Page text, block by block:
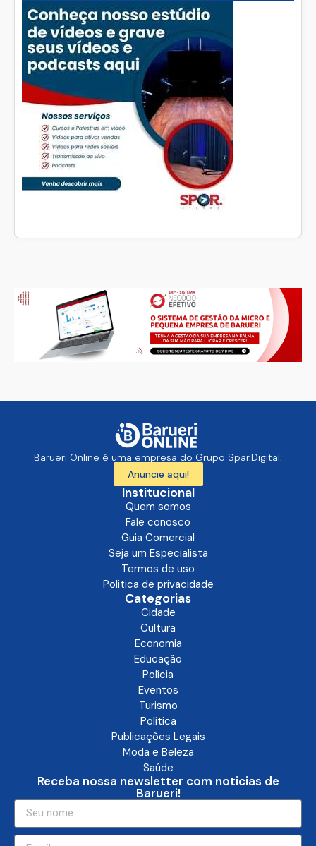
Barueri Online é uma empresa do Grupo Spar.Digital.
Anuncie aqui!
Institucional
Quem somos
Fale conosco
Guia Comercial
Seja um Especialista
Termos de uso
Politica de privacidade
Categorias
Cidade
Cultura
Economia
Educação
Polícia
Eventos
Turismo
Política
Publicações Legais
Moda e Beleza
Saúde
Receba nossa newsletter com noticias de
Barueri!